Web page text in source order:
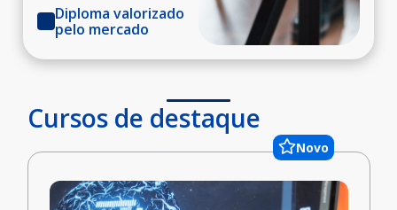
Diploma valorizado
pelo mercado
Cursos de destaque
Novo